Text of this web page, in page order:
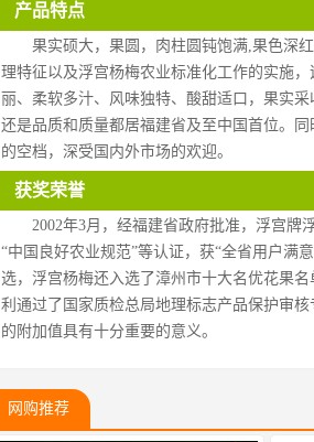
产品特点
果实硕大，果圆，肉柱圆钝饱满,果色深
理特征以及浮宫杨梅农业标准化工作的实施
丽、柔软多汁、风味独特、酸甜适口，果实
还是品质和质量都居福建省及至中国首位。
的空档，深受国内外市场的欢迎。
获奖荣誉
2002年3月，经福建省政府批准，浮宫牌
“中国良好农业规范”等认证，获“全省用户满
选，浮宫杨梅还入选了漳州市十大名优花果名
利通过了国家质检总局地理标志产品保护审
的附加值具有十分重要的意义。
网购推荐